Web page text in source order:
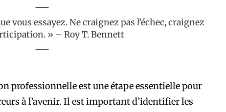
vous essayez. Ne craignez pas l’échec, craignez
» – Roy T. Bennett
professionnelle est une étape essentielle pour
à l’avenir. Il est important d’identifier les